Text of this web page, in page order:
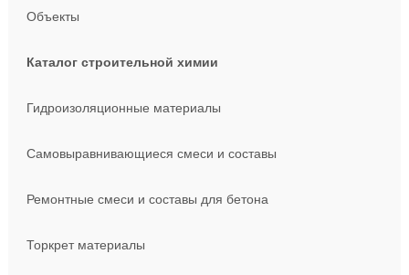
Объекты
Каталог строительной химии
Гидроизоляционные материалы
Самовыравнивающиеся смеси и составы
Ремонтные смеси и составы для бетона
Торкрет материалы